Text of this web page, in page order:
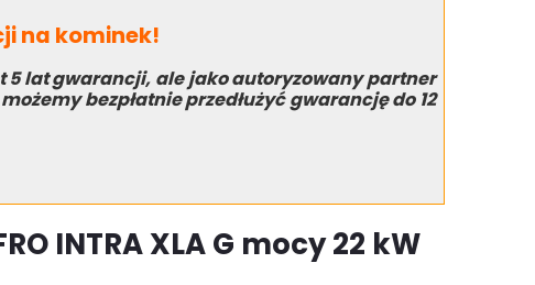
na kominek!
5 lat gwarancji, ale jako autoryzowany partner
bezpłatnie przedłużyć gwarancję do 12
INTRA XLA G mocy 22 kW